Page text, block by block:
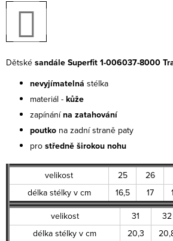
Dětské sandále Superfit 1-006037-8000
nevyjímatelná stélka
materiál - kůže
zapínánína zatahování
poutko na zadní straně paty
pro středně širokou nohu
velikost 25 26
délka stélky v cm
16,5 17
velikost
31 32
délka stélky v cm
20,3